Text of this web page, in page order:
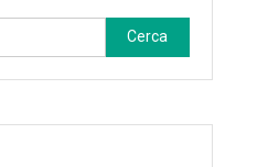
Ricerca
per: